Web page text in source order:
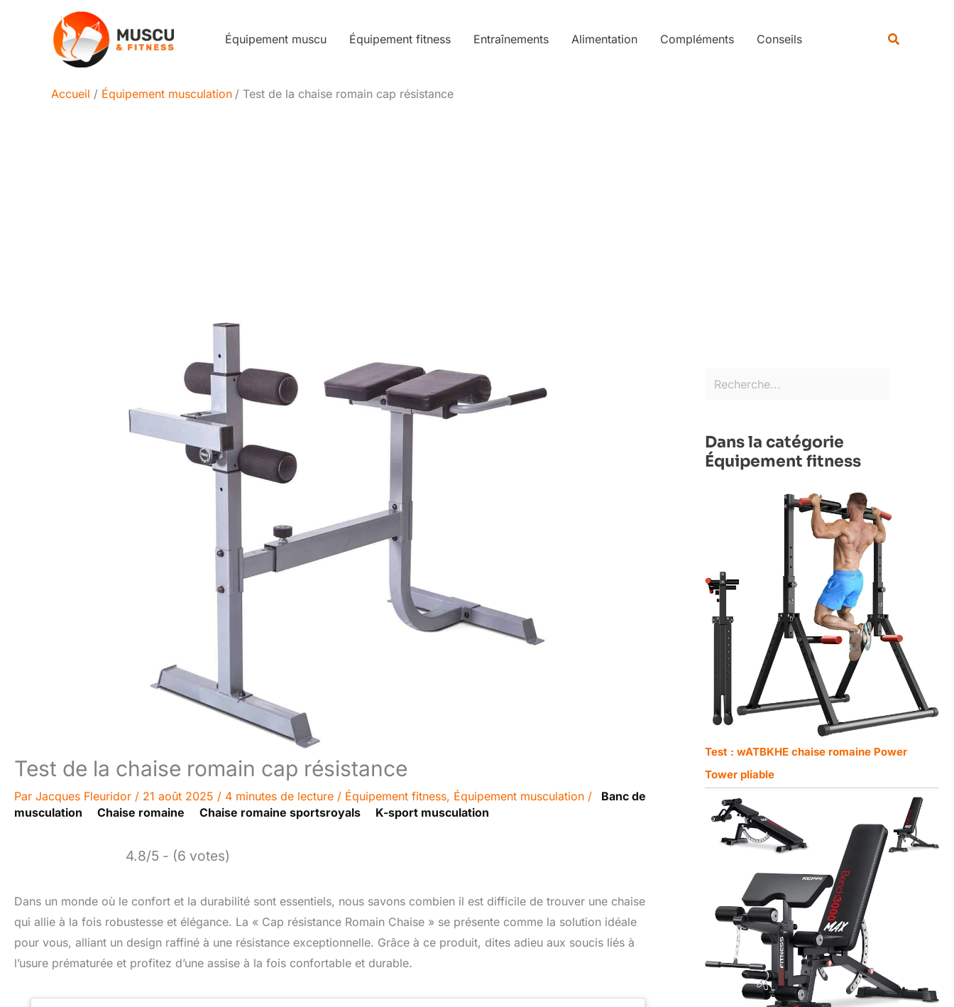
Équipement muscu Équipement fitness Entraînements Alimentation Compléments Conseils
Accueil Équipement musculation Test de la chaise romain cap résistance
Test de la chaise romain cap résistance
Par Jacques Fleuridor / 21 août 2025 / 4 minutes de lecture / Équipement fitness, Équipement musculation /
Banc de
musculation
Chaise romaine Chaise romaine sportsroyals K-sport musculation
4.8/5 - (6 votes)
Dans un monde où le confort et la durabilité sont essentiels, nous savons combien il est difficile de trouver une chaise
qui allie à la fois robustesse et élégance. La « Cap résistance Romain Chaise » se présente comme la solution idéale
pour vous, alliant un design raffiné à une résistance exceptionnelle. Grâce à ce produit, dites adieu aux soucis liés à
l’usure prématurée et profitez d’une assise à la fois confortable et durable.
Dans la catégorie
Équipement fitness
Test : wATBKHE chaise romaine Power
Tower pliable